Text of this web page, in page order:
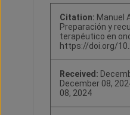
Citation: Manuel
Preparación y
terapéutico en
https://doi.org/
Received:
December 08,
08, 2024